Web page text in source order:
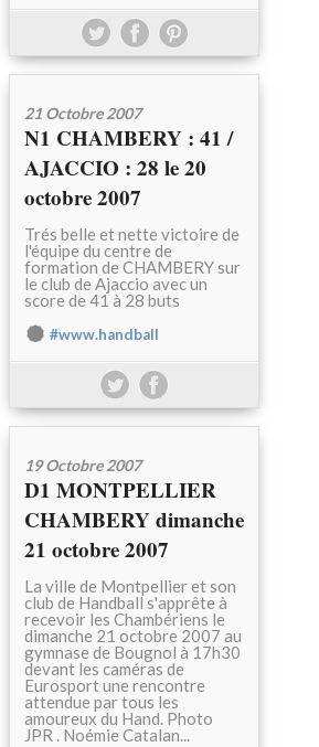
21 Octobre 2007
N1 CHAMBERY : 41 /
AJACCIO : 28 le 20
octobre 2007
Trés belle et nette victoire de
l'équipe du centre de
formation de CHAMBERY sur
le club de Ajaccio avec un
score de 41 à 28 buts
#www.handball
19 Octobre 2007
D1 MONTPELLIER
CHAMBERY dimanche
21 octobre 2007
La ville de Montpellier et son
club de Handball s'apprête à
recevoir les Chambériens le
dimanche 21 octobre 2007 au
gymnase de Bougnol à 17h30
devant les caméras de
Eurosport une rencontre
attendue par tous les
amoureux du Hand. Photo
JPR . Noémie Catalan...